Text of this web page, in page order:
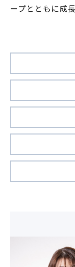
ープとともに成